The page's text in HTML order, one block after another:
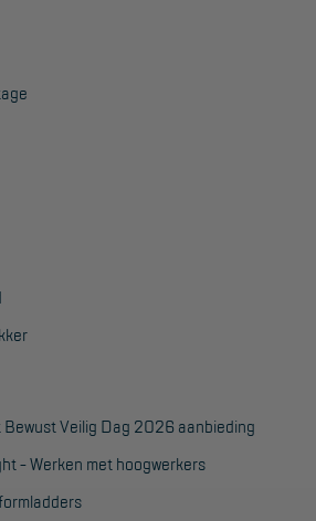
Veilig Dag 2026 aanbieding
- Werken met hoogwerkers